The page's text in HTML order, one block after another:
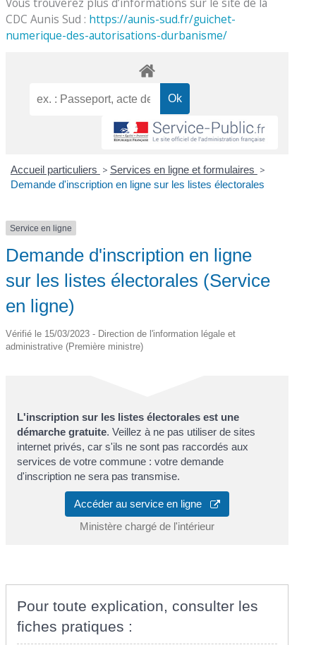
CDC Aunis Sud : https://aunis-sud.fr/guichet-
numerique-des-autorisations-durbanisme/
Accueil particuliers > Services en ligne et formulaires >
Demande d'inscription en ligne sur les listes électorales
Service en ligne
Demande d'inscription en ligne
sur les listes électorales (Service
en ligne)
Vérifié le 15/03/2023 - Direction de l'information légale et
administrative (Première ministre)
L'inscription sur les listes électorales est une
démarche gratuite. Veillez à ne pas utiliser de sites
internet privés, car s'ils ne sont pas raccordés aux
services de votre commune : votre demande
d'inscription ne sera pas transmise.
Accéder au service en ligne
Ministère chargé de l'intérieur
Pour toute explication, consulter les
fiches pratiques :